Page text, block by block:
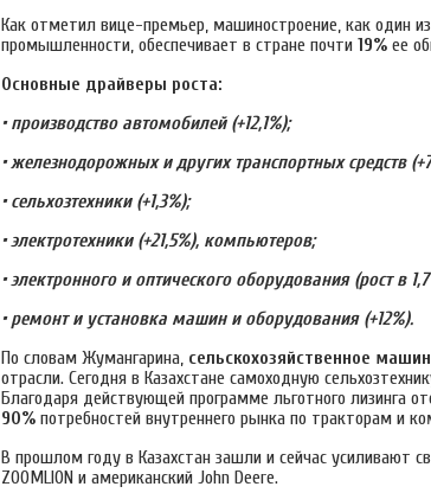
Как отметил вице-премьер, машиностроение, как один
промышленности, обеспечивает в стране почти 19% ее
Основные драйверы роста:
• производство автомобилей (+12,1%);
• железнодорожных и других транспортных средств
• сельхозтехники (+1,3%);
• электротехники (+21,5%), компьютеров;
• электронного и оптического оборудования (рост в
• ремонт и установка машин и оборудования (+12%).
По словам Жумангарина, сельскохозяйственное
отрасли. Сегодня в Казахстане самоходную
Благодаря действующей программе льготного лизинга
90% потребностей внутреннего рынка по тракторам и
В прошлом году в Казахстан зашли и сейчас усиливают
ZOOMLION и американский John Deere.